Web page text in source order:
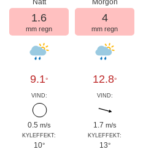
Natt
1.6
mm regn
9.1°
VIND:
0.5 m/s
KYLEFFEKT:
10°
Morgon
4
mm regn
12.8°
VIND:
1.7 m/s
KYLEFFEKT:
13°